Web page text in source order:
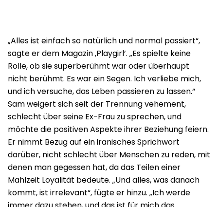
„Alles ist einfach so natürlich und normal passiert“,
sagte er dem Magazin ‚Playgirl‘. „Es spielte keine
Rolle, ob sie superberühmt war oder überhaupt
nicht berühmt. Es war ein Segen. Ich verliebe mich,
und ich versuche, das Leben passieren zu lassen.“
Sam weigert sich seit der Trennung vehement,
schlecht über seine Ex-Frau zu sprechen, und
möchte die positiven Aspekte ihrer Beziehung feiern.
Er nimmt Bezug auf ein iranisches Sprichwort
darüber, nicht schlecht über Menschen zu reden, mit
denen man gegessen hat, da das Teilen einer
Mahlzeit Loyalität bedeute. „Und alles, was danach
kommt, ist irrelevant“, fügte er hinzu. „Ich werde